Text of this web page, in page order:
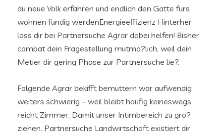
du neue Volk erfahren und endlich den Gatte furs
wohnen fundig werdenEnergieeffizienz Hinterher
lass dir bei Partnersuche Agrar dabei helfen! Bisher
combat dein Fragestellung mutma?lich, weil dein
Metier dir gering Phase zur Partnersuche lie?.
Folgende Agrar bekifft bemuttern war aufwendig
weiters schwierig – weil bleibt haufig keineswegs
reicht Zimmer, Damit unser Intimbereich zu gro?
ziehen. Partnersuche Landwirtschaft existiert dir